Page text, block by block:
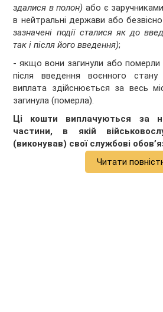
здалися в полон) або є
в нейтральні держави або
зазначені події сталися як до
так і після його введення);
- якщо вони загинули або померли
після введення воєнного
виплата здійснюється за весь
загинула (померла).
Ці кошти виплачуються за
частини, в якій
(виконував) свої службові
Читати